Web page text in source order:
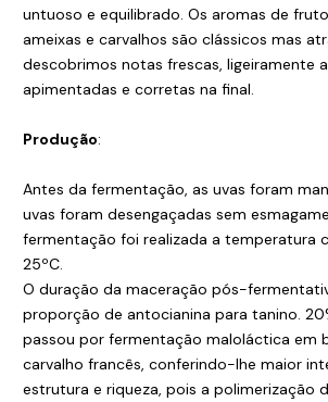
untuoso e equilibrado. Os aromas de
ameixas e carvalhos são clássicos mas
descobrimos notas frescas, ligeiramente
apimentadas e corretas na final.
Produção:
Antes da fermentação, as uvas foram
uvas foram desengaçadas sem
fermentação foi realizada a temperatura
25ºC.
O duração da maceração pós-
proporção de antocianina para tanino.
passou por fermentação maloláctica em
carvalho francês, conferindo-lhe maior
estrutura e riqueza, pois a polimerização